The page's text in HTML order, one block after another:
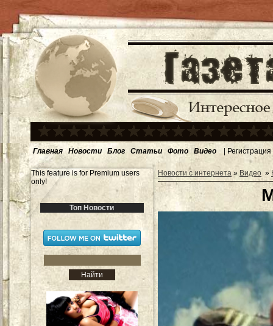
Главная Новости Блог Статьи Фото Видео | Регистрация
This feature is for Premium users
only!
Топ Новости
Новости с интернета » Видео »